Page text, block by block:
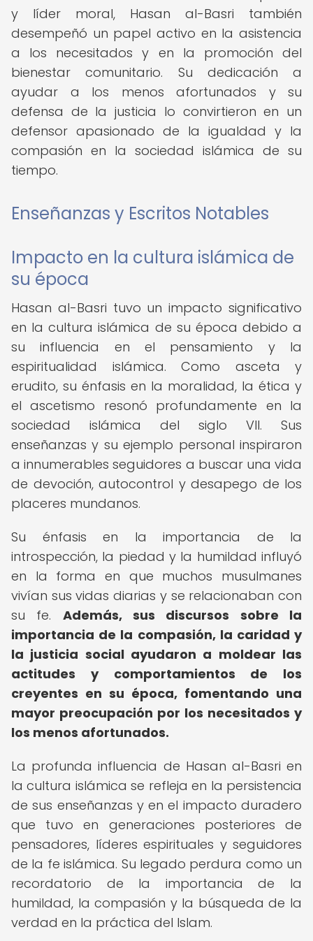
y líder moral, Hasan al-Basri también
desempeñó un papel activo en la asistencia
a los necesitados y en la promoción del
bienestar comunitario. Su dedicación a
ayudar a los menos afortunados y su
defensa de la justicia lo convirtieron en un
defensor apasionado de la igualdad y la
compasión en la sociedad islámica de su
tiempo.
Enseñanzas y Escritos Notables
Impacto en la cultura islámica de
su época
Hasan al-Basri tuvo un impacto significativo
en la cultura islámica de su época debido a
su influencia en el pensamiento y la
espiritualidad islámica. Como asceta y
erudito, su énfasis en la moralidad, la ética y
el ascetismo resonó profundamente en la
sociedad islámica del siglo VII. Sus
enseñanzas y su ejemplo personal inspiraron
a innumerables seguidores a buscar una vida
de devoción, autocontrol y desapego de los
placeres mundanos.
Su énfasis en la importancia de la
introspección, la piedad y la humildad influyó
en la forma en que muchos musulmanes
vivían sus vidas diarias y se relacionaban con
su fe. Además, sus discursos sobre la
importancia de la compasión, la caridad y
la justicia social ayudaron a moldear las
actitudes y comportamientos de los
creyentes en su época, fomentando una
mayor preocupación por los necesitados y
los menos afortunados.
La profunda influencia de Hasan al-Basri en
la cultura islámica se refleja en la persistencia
de sus enseñanzas y en el impacto duradero
que tuvo en generaciones posteriores de
pensadores, líderes espirituales y seguidores
de la fe islámica. Su legado perdura como un
recordatorio de la importancia de la
humildad, la compasión y la búsqueda de la
verdad en la práctica del Islam.